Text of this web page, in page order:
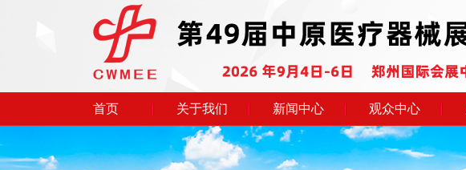
首页 关于我们 新闻中心 观众中心